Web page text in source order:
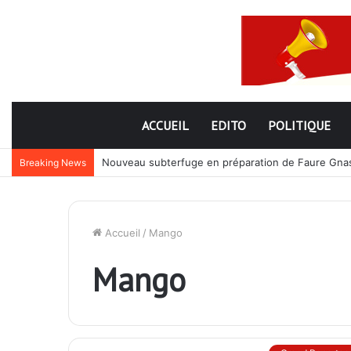
ACCUEIL EDITO POLITIQUE
Breaking News Nouveau subterfuge en préparation de Faure
Accueil / Mango
Mango